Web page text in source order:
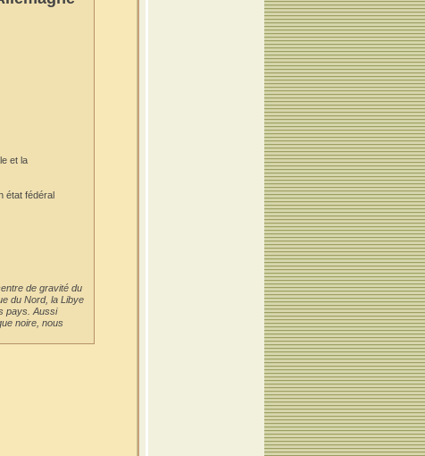
et la
état fédéral
de gravité du
du Nord, la Libye
pays. Aussi
noire, nous